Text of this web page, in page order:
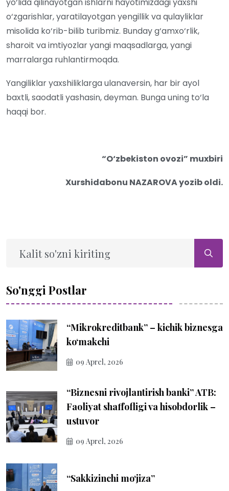
yo‘lida qilinayotgan ishlarni hayotimizdagi yaxshi
o‘zgarishlar, yaratilayotgan yengillik va qulayliklar
misolida ko‘rib-bilib turibmiz. Bunday g‘amxo‘rlik,
sharoit va imtiyozlar yangi maqsadlarga, yangi
marralarga ruhlantirmoqda.
Yangiliklar yaxshiliklarga ulanaversin, har bir ayol
baxtli, saodatli yashasin, deyman. Bunga uning to‘la
haqqi bor.
“O‘zbekiston ovozi” muxbiri
Xurshidabonu NAZAROVA yozib oldi.
So'nggi Postlar
“Mikrokreditbank” – kichik biznesga
ko‘makchi
09 Aprel, 2026
“Biznesni rivojlantirish banki” ATB:
Faoliyat shaffofligi va hisobdorlik –
ustuvor
09 Aprel, 2026
“Sakkizinchi mo‘jiza”